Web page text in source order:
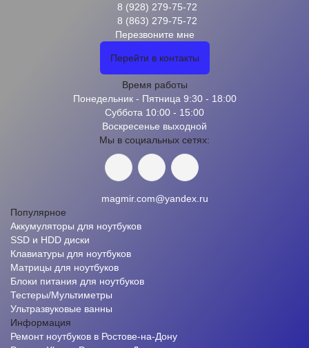
8 (928) 279-75-72
8 (863) 279-75-72
Перезвоните мне
Перейти в контакты
Время работы
Понедельник - Пятница 9:30 - 18:00
Суббота 10:00 - 15:00
Воскресенье выходной
Мы в социальных сетях:
magmir.com@yandex.ru
Популярное
Аккумуляторы для ноутбуков
SSD и HDD диски
Клавиатуры для ноутбуков
Матрицы для ноутбуков
Блоки питания для ноутбуков
Тестеры/Мультиметры
Ультразвуковые ванны
Информация
Ремонт ноутбуков в Ростове-на-Дону